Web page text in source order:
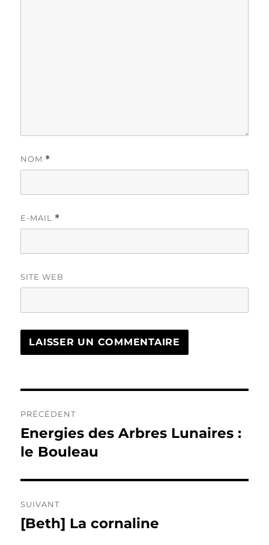
NOM *
E-MAIL *
SITE WEB
de
l’article
PRÉCÉDENT
Publication
précédente :
Energies des Arbres Lunaires :
le Bouleau
SUIVANT
Publication
[Beth] La cornaline